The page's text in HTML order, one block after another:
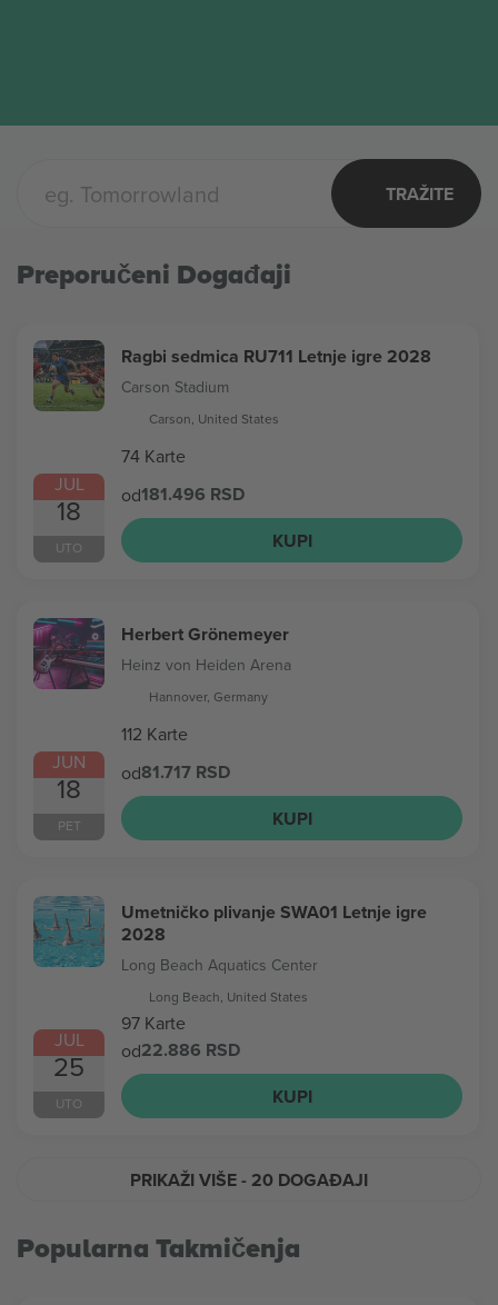
TRAŽITE
Preporučeni Događaji
JUL
18
UTO
Ragbi sedmica RU711 Letnje igre 2028
Carson Stadium
Carson, United States
74 Karte
od181.496 RSD
KUPI
JUN
18
PET
Herbert Grönemeyer
Heinz von Heiden Arena
Hannover, Germany
112 Karte
od81.717 RSD
KUPI
JUL
25
UTO
Umetničko plivanje SWA01 Letnje igre
2028
Long Beach Aquatics Center
Long Beach, United States
97 Karte
od22.886 RSD
KUPI
PRIKAŽI VIŠE- 20 DOGAĐAJI
Popularna Takmičenja